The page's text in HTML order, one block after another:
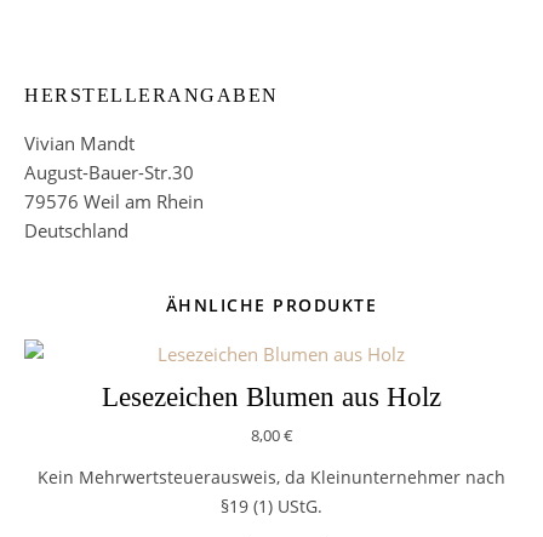
HERSTELLERANGABEN
Vivian Mandt
August-Bauer-Str.30
79576 Weil am Rhein
Deutschland
ÄHNLICHE PRODUKTE
Lesezeichen Blumen aus Holz
8,00€
Kein Mehrwertsteuerausweis, da Kleinunternehmer nach
§19 (1) UStG.